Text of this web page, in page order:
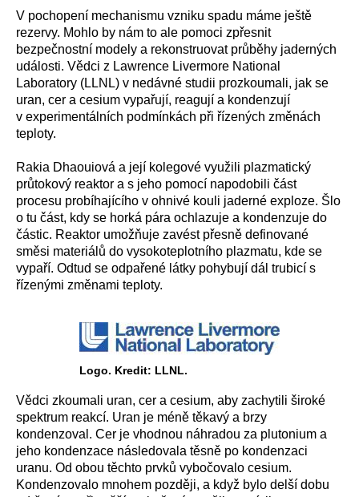
V pochopení mechanismu vzniku spadu máme ještě
rezervy. Mohlo by nám to ale pomoci zpřesnit
bezpečnostní modely a rekonstruovat průběhy jaderných
události. Vědci z Lawrence Livermore National
Laboratory (LLNL) v nedávné studii prozkoumali, jak se
uran, cer a cesium vypařují, reagují a kondenzují
v experimentálních podmínkách při řízených změnách
teploty.
Rakia Dhaouiová a její kolegové využili plazmatický
průtokový reaktor a s jeho pomocí napodobili část
procesu probíhajícího v ohnivé kouli jaderné exploze. Šlo
o tu část, kdy se horká pára ochlazuje a kondenzuje do
částic. Reaktor umožňuje zavést přesně definované
směsi materiálů do vysokoteplotního plazmatu, kde se
vypaří. Odtud se odpařené látky pohybují dál trubicí s
řízenými změnami teploty.
Logo. Kredit: LLNL.
Vědci zkoumali uran, cer a cesium, aby zachytili široké
spektrum reakcí. Uran je méně těkavý a brzy
kondenzoval. Cer je vhodnou náhradou za plutonium a
jeho kondenzace následovala těsně po kondenzaci
uranu. Od obou těchto prvků vybočovalo cesium.
Kondenzovalo mnohem později, a když bylo delší dobu